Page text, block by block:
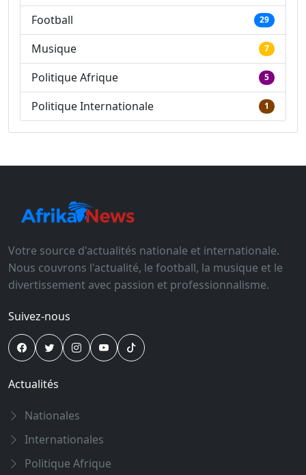
Football 29
Musique 7
Politique Afrique 5
Politique Internationale 1
Votre source d'actualités nationale et internationale.
Nous couvrons l'actualité, le football, la musique et le
divertissement avec passion et professionnalisme.
Suivez-nous
Actualités
Nationales
Internationales
Politique Afrique